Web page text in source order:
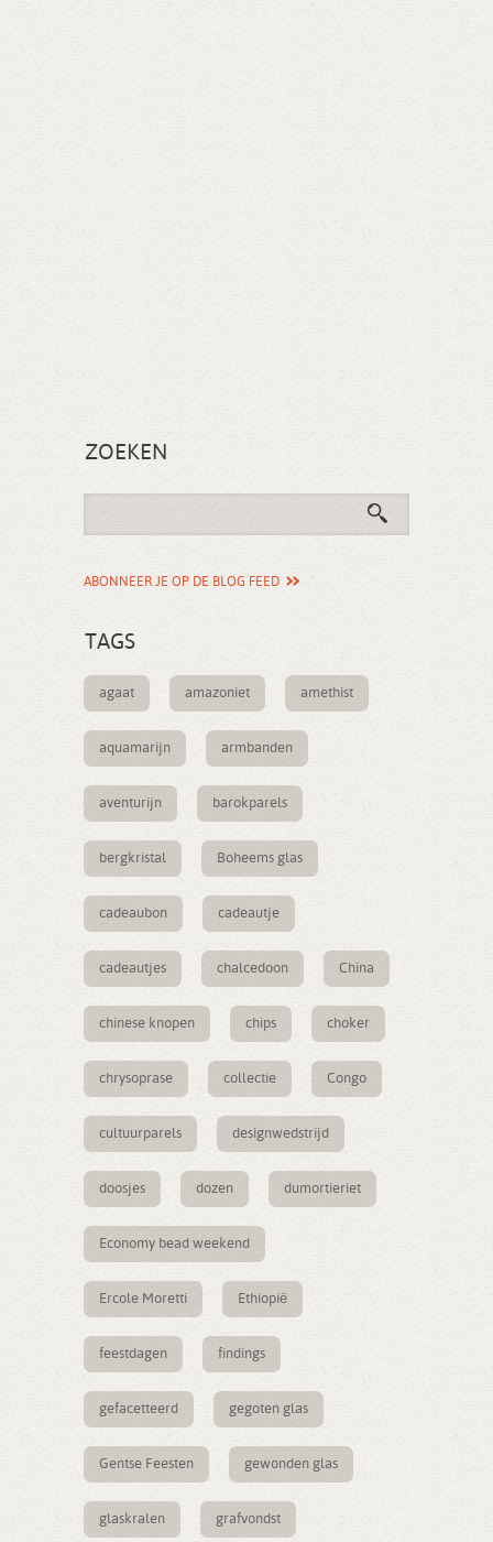
ZOEKEN
ABONNEER JE OP DE BLOG FEED
TAGS
agaat amazoniet amethist
aquamarijn armbanden
aventurijn barokparels
bergkristal Boheems glas
cadeaubon cadeautje
cadeautjes chalcedoon China
chinese knopen chips choker
chrysoprase collectie Congo
cultuurparels designwedstrijd
doosjes dozen dumortieriet
Economy bead weekend
Ercole Moretti Ethiopië
feestdagen findings
gefacetteerd gegoten glas
Gentse Feesten gewonden glas
glaskralen grafvondst